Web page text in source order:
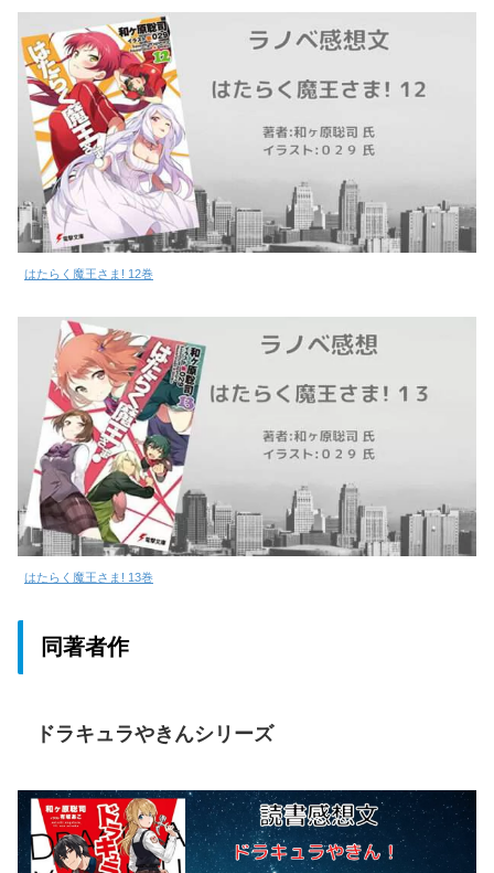
はたらく魔王さま! 12巻
はたらく魔王さま! 13巻
同著者作
ドラキュラやきんシリーズ